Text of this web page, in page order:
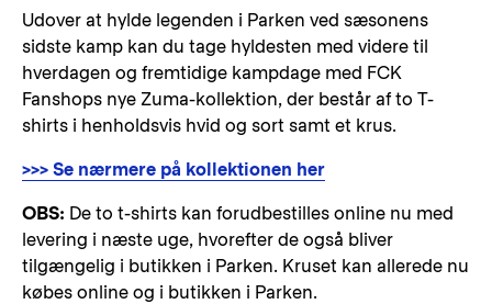
Udover at hylde legenden i Parken ved sæsonens
sidste kamp kan du tage hyldesten med videre til
hverdagen og fremtidige kampdage med FCK
Fanshops nye Zuma-kollektion, der består af to T-
shirts i henholdsvis hvid og sort samt et krus.
>>> Se nærmere på kollektionen her
OBS: De to t-shirts kan forudbestilles online nu med
levering i næste uge, hvorefter de også bliver
tilgængelig i butikken i Parken. Kruset kan allerede nu
købes online og i butikken i Parken.